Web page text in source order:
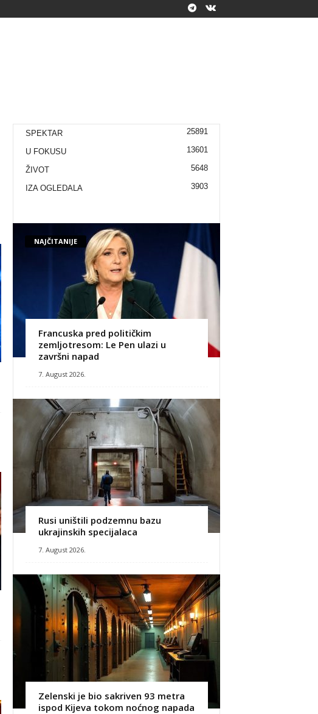
SPEKTAR 25891
U FOKUSU 13601
ŽIVOT 5648
IZA OGLEDALA 3903
NAJČITANIJE
Francuska pred političkim
zemljotresom: Le Pen ulazi u
završni napad
7. August 2026.
Rusi uništili podzemnu bazu
ukrajinskih specijalaca
7. August 2026.
Zelenski je bio sakriven 93 metra
ispod Kijeva tokom noćnog napada